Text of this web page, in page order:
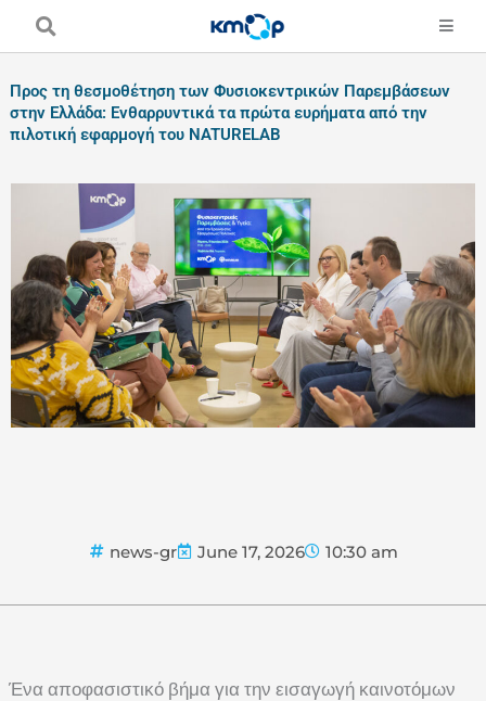
Προς τη θεσμοθέτηση των Φυσιοκεντρικών Παρεμβάσεων
στην Ελλάδα: Ενθαρρυντικά τα πρώτα ευρήματα από την
πιλοτική εφαρμογή του NATURELAB
news-gr June 17, 2026 10:30 am
Ένα αποφασιστικό βήμα για την εισαγωγή καινοτόμων